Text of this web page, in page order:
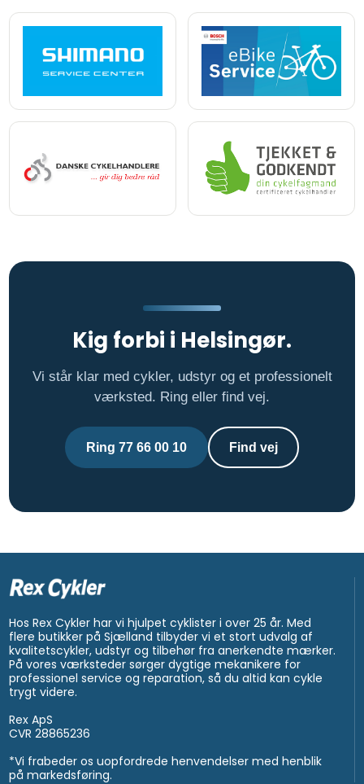
Kig forbi i Helsingør.
Vi står klar med cykler, udstyr og et professionelt
værksted. Ring eller find vej.
Ring 77 66 00 10 Find vej
Hos Rex Cykler har vi hjulpet cyklister i over 25 år. Med
flere butikker på Sjælland tilbyder vi et stort udvalg af
kvalitetscykler, udstyr og tilbehør fra anerkendte mærker.
På vores værksteder sørger dygtige mekanikere for
professionel service og reparation, så du altid kan cykle
trygt videre.
Rex ApS
CVR 28865236
*Vi frabeder os uopfordrede henvendelser med henblik
på markedsføring.